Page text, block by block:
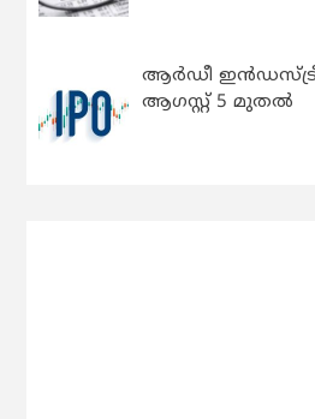
ആർഡീ
ആഗസ്റ്റ് 5 മുതൽ